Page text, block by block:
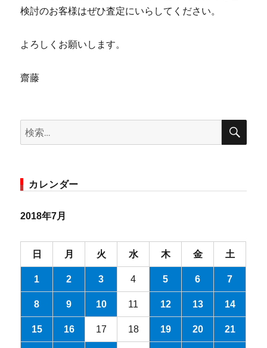
検討のお客様はぜひ査定にいらしてください。
よろしくお願いします。
齋藤
検
索:
検
カレンダー
2018年7月
日 月 火 水 木 金 土
1 2 3 4 5 6 7
8 9 10 11 12 13 14
15 16 17 18 19 20 21